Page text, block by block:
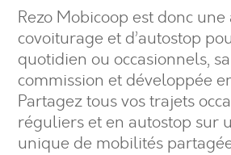
Rezo Mobicoop est donc
covoiturage et d’autostop
quotidien ou occasionnels,
commission et développée
Partagez tous vos trajets
réguliers et en autostop sur
unique de mobilités